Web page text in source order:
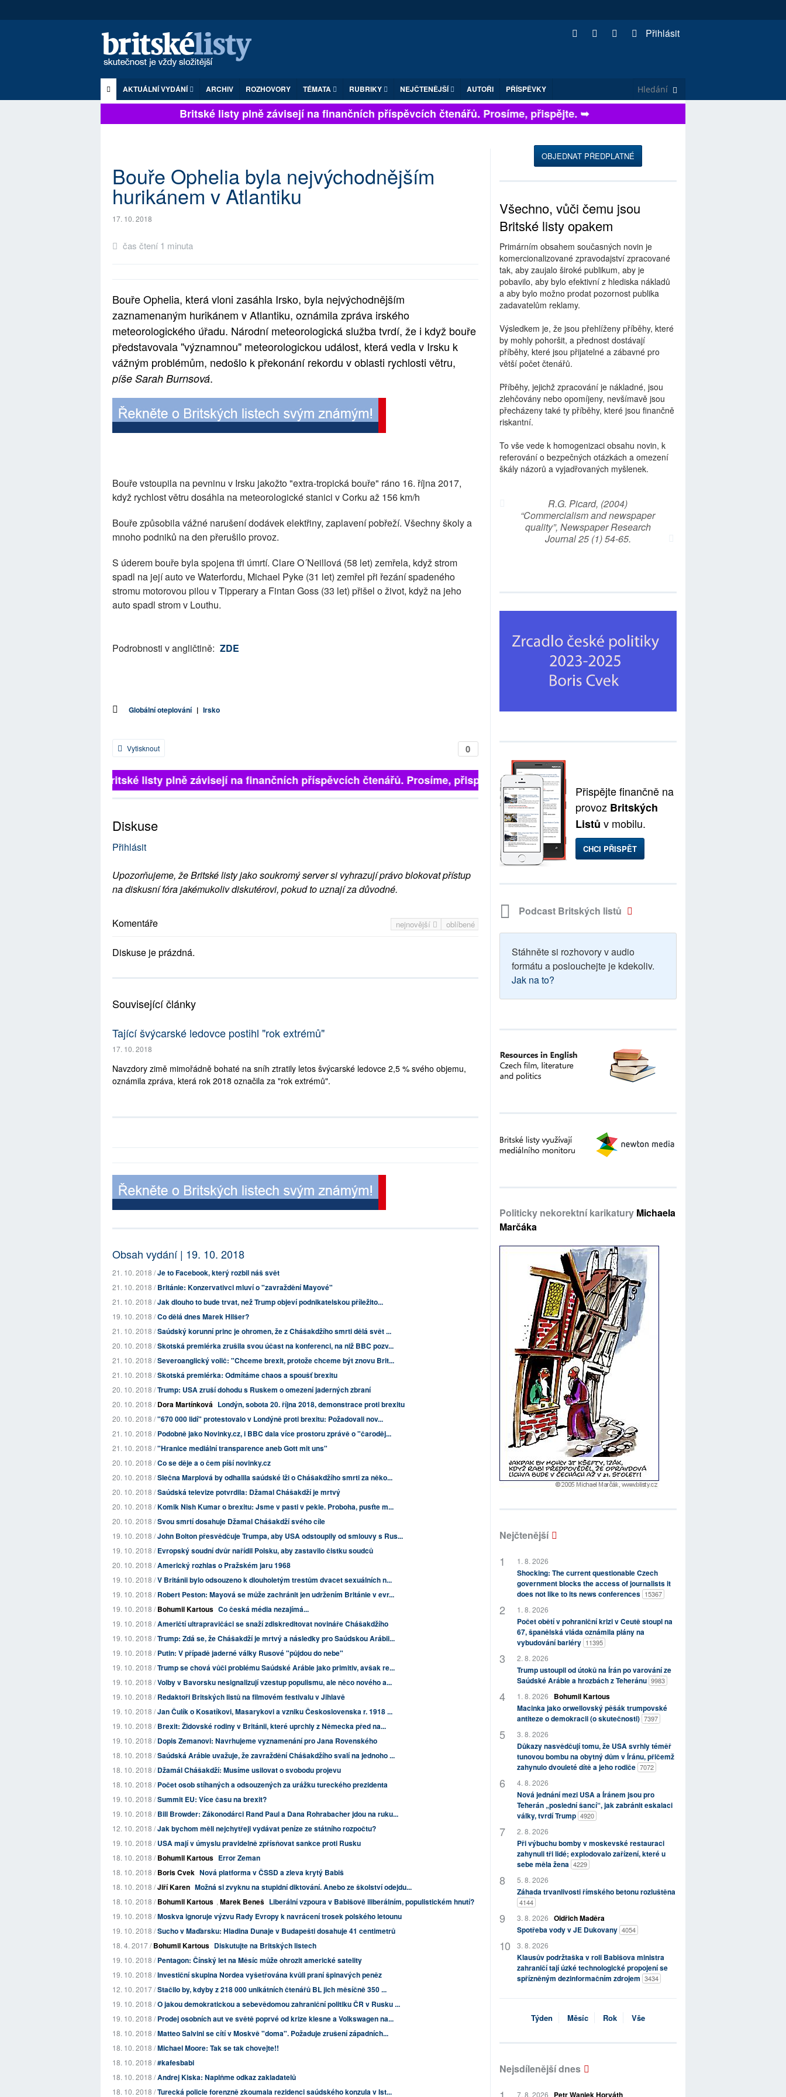
Přihlásit
AKTUÁLNÍ VYDÁNÍ ARCHIV ROZHOVORY TÉMATA RUBRIKY NEJČTENĚJŠÍ AUTOŘI PŘÍSPĚVKY
Britské listy plně závisejí na finančních příspěvcích čtenářů. Prosíme, přispějte. ➥
Bouře Ophelia byla nejvýchodnějším
hurikánem v Atlantiku
17. 10. 2018
čas čtení 1 minuta
Bouře Ophelia, která vloni zasáhla Irsko, byla nejvýchodnějším
zaznamenaným hurikánem v Atlantiku, oznámila zpráva irského
meteorologického úřadu. Národní meteorologická služba tvrdí, že i když bouře
představovala "významnou" meteorologickou událost, která vedla v Irsku k
vážným problémům, nedošlo k překonání rekordu v oblasti rychlosti větru,
píše Sarah Burnsová.
Bouře vstoupila na pevninu v Irsku jakožto "extra-tropická bouře" ráno 16. října 2017,
když rychlost větru dosáhla na meteorologické stanici v Corku až 156 km/h
Bouře způsobila vážné narušení dodávek elektřiny, zaplavení pobřeží. Všechny školy a
mnoho podniků na den přerušilo provoz.
S úderem bouře byla spojena tři úmrtí. Clare O´Neillová (58 let) zemřela, když strom
spadl na její auto ve Waterfordu, Michael Pyke (31 let) zemřel při řezání spadeného
stromu motorovou pilou v Tipperary a Fintan Goss (33 let) přišel o život, když na jeho
auto spadl strom v Louthu.
Podrobnosti v angličtině: ZDE
Globální oteplování | Irsko
0
Vytisknout
Britské listy plně závisejí na finančních příspěvcích čtenářů. Prosíme, přispějte. ➥
Diskuse
Přihlásit
Upozorňujeme, že Britské listy jako soukromý server si vyhrazují právo blokovat přístup
na diskusní fóra jakémukoliv diskutérovi, pokud to uznají za důvodné.
nejnovější oblíbené
Komentáře
Diskuse je prázdná.
Související články
Tající švýcarské ledovce postihl "rok extrémů"
17. 10. 2018
Navzdory zimě mimořádně bohaté na sníh ztratily letos švýcarské ledovce 2,5 % svého objemu,
oznámila zpráva, která rok 2018 označila za "rok extrémů".
Obsah vydání | 19. 10. 2018
21. 10. 2018 /Je to Facebook, který rozbil náš svět
21. 10. 2018 /Británie: Konzervativci mluví o "zavraždění Mayové"
21. 10. 2018 /Jak dlouho to bude trvat, než Trump objeví podnikatelskou příležito...
19. 10. 2018 /Co dělá dnes Marek Hilšer?
21. 10. 2018 /Saúdský korunní princ je ohromen, že z Chášakdžího smrti dělá svět ...
20. 10. 2018 /Skotská premiérka zrušila svou účast na konferenci, na niž BBC pozv...
21. 10. 2018 /Severoanglický volič: "Chceme brexit, protože chceme být znovu Brit...
21. 10. 2018 /Skotská premiérka: Odmítáme chaos a spoušť brexitu
20. 10. 2018 /Trump: USA zruší dohodu s Ruskem o omezení jaderných zbraní
20. 10. 2018 /Dora Martínková Londýn, sobota 20. října 2018, demonstrace proti brexitu
20. 10. 2018 /"670 000 lidí" protestovalo v Londýně proti brexitu: Požadovali nov...
21. 10. 2018 /Podobně jako Novinky.cz, i BBC dala více prostoru zprávě o "čaroděj...
21. 10. 2018 /"Hranice mediální transparence aneb Gott mit uns"
20. 10. 2018 /Co se děje a o čem píší novinky.cz
20. 10. 2018 /Slečna Marplová by odhalila saúdské lži o Chášakdžího smrti za něko...
20. 10. 2018 /Saúdská televize potvrdila: Džamal Chášakdží je mrtvý
20. 10. 2018 /Komik Nish Kumar o brexitu: Jsme v pasti v pekle. Proboha, pusťte m...
20. 10. 2018 /Svou smrtí dosahuje Džamal Chášakdží svého cíle
19. 10. 2018 /John Bolton přesvědčuje Trumpa, aby USA odstoupily od smlouvy s Rus...
19. 10. 2018 /Evropský soudní dvůr nařídil Polsku, aby zastavilo čistku soudců
20. 10. 2018 /Americký rozhlas o Pražském jaru 1968
19. 10. 2018 /V Británii bylo odsouzeno k dlouholetým trestům dvacet sexuálních n...
19. 10. 2018 /Robert Peston: Mayová se může zachránit jen udržením Británie v evr...
19. 10. 2018 /Bohumil Kartous Co česká média nezajímá...
19. 10. 2018 /Američtí ultrapravičáci se snaží zdiskreditovat novináře Chášakdžího
19. 10. 2018 /Trump: Zdá se, že Chášakdží je mrtvý a následky pro Saúdskou Arábii...
19. 10. 2018 /Putin: V případě jaderné války Rusové "půjdou do nebe"
19. 10. 2018 /Trump se chová vůči problému Saúdské Arábie jako primitiv, avšak re...
19. 10. 2018 /Volby v Bavorsku nesignalizují vzestup populismu, ale něco nového a...
19. 10. 2018 /Redaktoři Britských listů na filmovém festivalu v Jihlavě
19. 10. 2018 /Jan Čulík o Kosatíkovi, Masarykovi a vzniku Československa r. 1918 ...
19. 10. 2018 /Brexit: Židovské rodiny v Británii, které uprchly z Německa před na...
19. 10. 2018 /Dopis Zemanovi: Navrhujeme vyznamenání pro Jana Rovenského
18. 10. 2018 /Saúdská Arábie uvažuje, že zavraždění Chášakdžího svalí na jednoho ...
18. 10. 2018 /Džamál Chášakdží: Musíme usilovat o svobodu projevu
18. 10. 2018 /Počet osob stíhaných a odsouzených za urážku tureckého prezidenta
19. 10. 2018 /Summit EU: Více času na brexit?
19. 10. 2018 /Bill Browder: Zákonodárci Rand Paul a Dana Rohrabacher jdou na ruku...
12. 10. 2018 /Jak bychom měli nejchytřeji vydávat peníze ze státního rozpočtu?
19. 10. 2018 /USA mají v úmyslu pravidelně zpřísňovat sankce proti Rusku
18. 10. 2018 /Bohumil Kartous Error Zeman
18. 10. 2018 /Boris Cvek Nová platforma v ČSSD a zleva krytý Babiš
18. 10. 2018 /Jiří Karen Možná si zvyknu na stupidní diktování. Anebo ze školství odejdu...
18. 10. 2018 /Bohumil Kartous , Marek Beneš Liberální vzpoura v Babišově iliberálním, populistickém hnutí?
19. 10. 2018 /Moskva ignoruje výzvu Rady Evropy k navrácení trosek polského letounu
19. 10. 2018 /Sucho v Maďarsku: Hladina Dunaje v Budapešti dosahuje 41 centimetrů
18. 4. 2017 /Bohumil Kartous Diskutujte na Britských listech
19. 10. 2018 /Pentagon: Čínský let na Měsíc může ohrozit americké satelity
19. 10. 2018 /Investiční skupina Nordea vyšetřována kvůli praní špinavých peněz
12. 10. 2017 /Stačilo by, kdyby z 218 000 unikátních čtenářů BL jich měsíčně 350 ...
19. 10. 2018 /O jakou demokratickou a sebevědomou zahraniční politiku ČR v Rusku ...
19. 10. 2018 /Prodej osobních aut ve světě poprvé od krize klesne a Volkswagen na...
18. 10. 2018 /Matteo Salvini se cítí v Moskvě "doma". Požaduje zrušení západních...
18. 10. 2018 /Michael Moore: Tak se tak chovejte!!
18. 10. 2018 /#kafesbabi
18. 10. 2018 /Andrej Kiska: Naplňme odkaz zakladatelů
18. 10. 2018 /Turecká policie forenzně zkoumala rezidenci saúdského konzula v Ist...
OBJEDNAT PŘEDPLATNÉ
Všechno, vůči čemu jsou
Britské listy opakem
Primárním obsahem současných novin je
komercionalizované zpravodajství zpracované
tak, aby zaujalo široké publikum, aby je
pobavilo, aby bylo efektivní z hlediska nákladů
a aby bylo možno prodat pozornost publika
zadavatelům reklamy.
Výsledkem je, že jsou přehlíženy příběhy, které
by mohly pohoršit, a přednost dostávají
příběhy, které jsou přijatelné a zábavné pro
větší počet čtenářů.
Příběhy, jejichž zpracování je nákladné, jsou
zlehčovány nebo opomíjeny, nevšímavě jsou
přecházeny také ty příběhy, které jsou finančně
riskantní.
To vše vede k homogenizaci obsahu novin, k
referování o bezpečných otázkách a omezení
škály názorů a vyjadřovaných myšlenek.
R.G. Picard, (2004)
“Commercialism and newspaper
quality”, Newspaper Research
Journal 25 (1) 54-65.
Přispějte finančně na
provoz Britských
Listů v mobilu.
CHCI PŘISPĚT
Podcast Britských listů
Stáhněte si rozhovory v audio
formátu a poslouchejte je kdekoliv.
Jak na to?
Politicky nekorektní karikatury Michaela
Marčáka
Nejčtenější
1. 8. 2026
Shocking: The current questionable Czech
government blocks the access of journalists it
does not like to its news conferences 15367
1. 8. 2026
Počet obětí v pohraniční krizi v Ceutě stoupl na
67, španělská vláda oznámila plány na
vybudování bariéry 11395
2. 8. 2026
Trump ustoupil od útoků na Írán po varování ze
Saúdské Arábie a hrozbách z Teheránu 9983
1. 8. 2026
Bohumil Kartous
Macinka jako orwellovský pěšák trumpovské
antiteze o demokracii (o skutečnosti) 7397
3. 8. 2026
Důkazy nasvědčují tomu, že USA svrhly téměř
tunovou bombu na obytný dům v Íránu, přičemž
zahynulo dvouleté dítě a jeho rodiče 7072
4. 8. 2026
Nová jednání mezi USA a Íránem jsou pro
Teherán „poslední šancí“, jak zabránit eskalaci
války, tvrdí Trump 4920
2. 8. 2026
Při výbuchu bomby v moskevské restauraci
zahynuli tři lidé; explodovalo zařízení, které u
sebe měla žena 4229
5. 8. 2026
Záhada trvanlivosti římského betonu rozluštěna
4144
3. 8. 2026 Oldřich Maděra
Spotřeba vody v JE Dukovany 4054
3. 8. 2026
Klausův podržtaška v roli Babišova ministra
zahraničí tají úzké technologické propojení se
spřízněným dezinformačním zdrojem 3434
Týden Měsíc Rok Vše
Nejsdílenější dnes
7. 8. 2026 Petr Waniek Horváth